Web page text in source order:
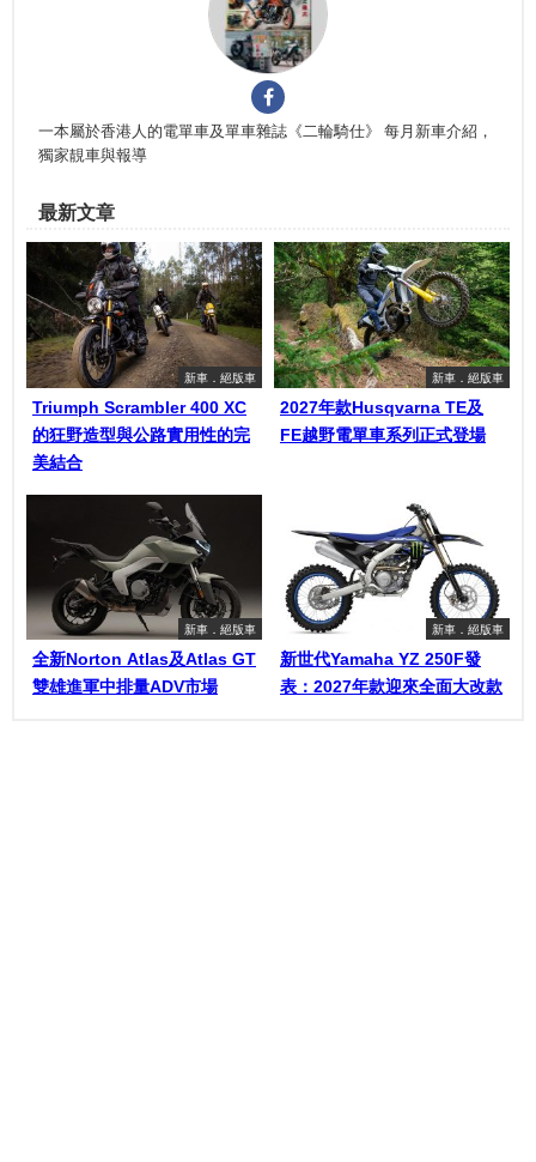
一本屬於香港人的電單車及單車雜誌《二輪騎仕》 每月新車介紹，
獨家靚車與報導
最新文章
新車．絕版車
Triumph Scrambler 400 XC
的狂野造型與公路實用性的完
美結合
新車．絕版車
2027年款Husqvarna TE及
FE越野電單車系列正式登場
新車．絕版車
全新Norton Atlas及Atlas GT
雙雄進軍中排量ADV市場
新車．絕版車
新世代Yamaha YZ 250F發
表：2027年款迎來全面大改款